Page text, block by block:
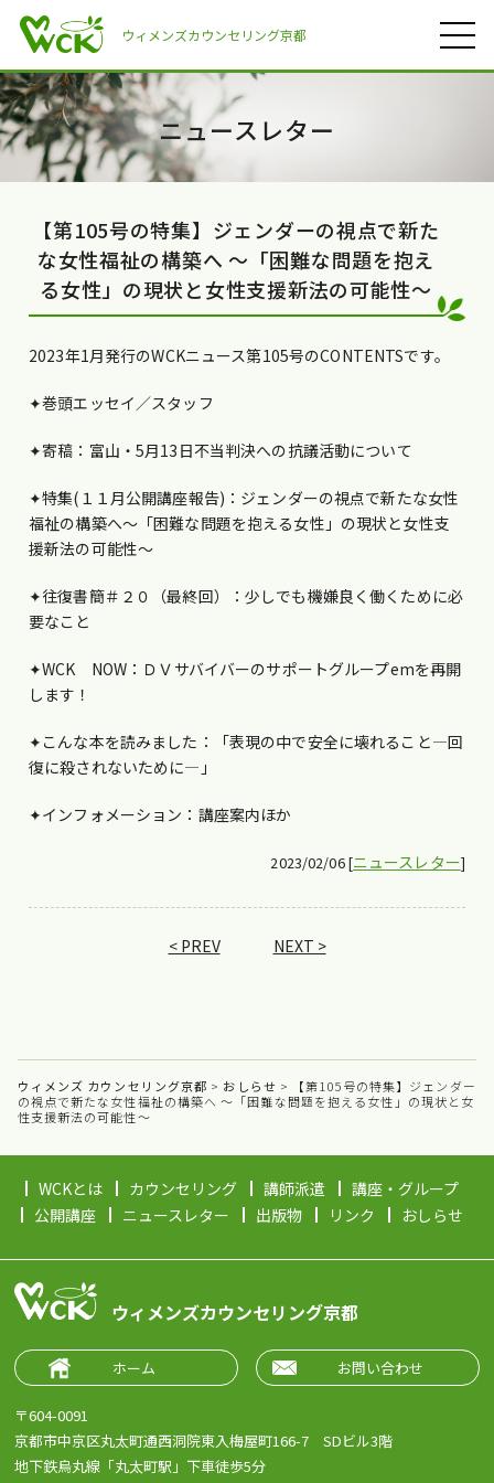
ウィメンズカウンセリング京都
ニュースレター
【第105号の特集】ジェンダーの視点で新た
な女性福祉の構築へ ～「困難な問題を抱え
る女性」の現状と女性支援新法の可能性～
2023年1月発行のWCKニュース第105号のCONTENTSです。
✦巻頭エッセイ／スタッフ
✦寄稿：富山・5月13日不当判決への抗議活動について
✦特集(１１月公開講座報告)：ジェンダーの視点で新たな女性
福祉の構築へ～「困難な問題を抱える女性」の現状と女性支
援新法の可能性～
✦往復書簡＃２０（最終回）：少しでも機嫌良く働くために必
要なこと
✦WCK NOW：ＤＶサバイバーのサポートグループemを再開
します！
✦こんな本を読みました：「表現の中で安全に壊れること―回
復に殺されないために―」
✦インフォメーション：講座案内ほか
2023/02/06 [ニュースレター]
< PREV NEXT >
ウィメンズ カウンセリング京都 > おしらせ >
【第105号の特集】ジェンダー
の視点で新たな女性福祉の構築へ ～「困難な問題を抱える女性」の現状と女
性支援新法の可能性～
WCKとは カウンセリング 講師派遣
講座・グループ
公開講座
ニュースレター 出版物 リンク おしらせ
ウィメンズカウンセリング京都
ホーム お問い合わせ
〒604-0091
京都市中京区丸太町通西洞院東入梅屋町166-7 SDビル3階
地下鉄烏丸線「丸太町駅」下車徒歩5分